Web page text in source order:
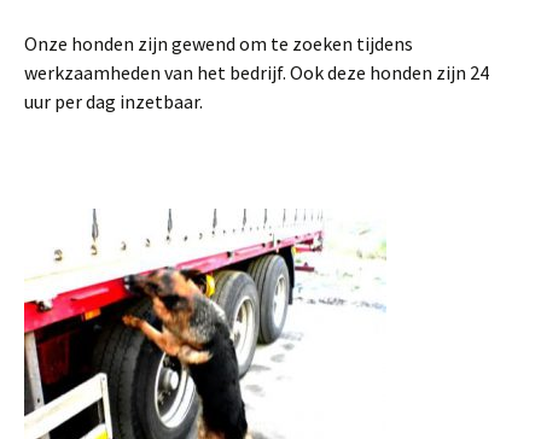
Onze honden zijn gewend om te zoeken tijdens
werkzaamheden van het bedrijf. Ook deze honden zijn 24
uur per dag inzetbaar.